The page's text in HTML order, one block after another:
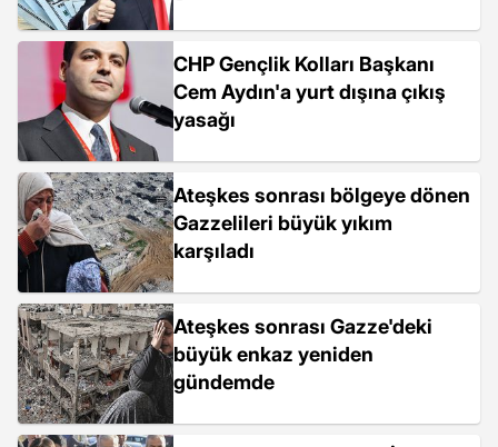
CHP Gençlik Kolları Başkanı
Cem Aydın'a yurt dışına çıkış
yasağı
Ateşkes sonrası bölgeye dönen
Gazzelileri büyük yıkım
karşıladı
Ateşkes sonrası Gazze'deki
büyük enkaz yeniden
gündemde